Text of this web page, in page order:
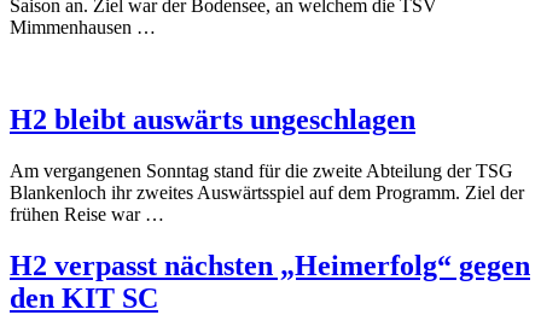
Saison an. Ziel war der Bodensee, an welchem die TSV
Mimmenhausen …
H2 bleibt auswärts ungeschlagen
Am vergangenen Sonntag stand für die zweite Abteilung der TSG
Blankenloch ihr zweites Auswärtsspiel auf dem Programm. Ziel der
frühen Reise war …
H2 verpasst nächsten „Heimerfolg“ gegen
den KIT SC